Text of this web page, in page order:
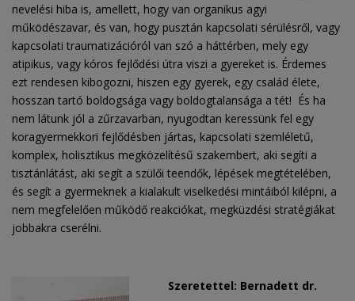
nevelési hiba is, amellett, hogy van organikus agyi
működészavar, és van, hogy pusztán kapcsolati sérülésről, vagy
kapcsolati traumatizációról van szó a háttérben, mely egy
atipikus, vagy kóros fejlődési útra viszi a gyereket is. Érdemes
ezt rendesen kibogozni, hiszen egy gyerek, egy család élete,
hosszan tartó boldogsága vagy boldogtalansága a tét! És ha
nem látunk jól a zűrzavarban, nyugodtan keressünk fel egy
koragyermekkori fejlődésben jártas, kapcsolati szemléletű,
komplex, holisztikus megközelítésű szakembert, aki segíti a
tisztánlátást, aki segít a szülői teendők, lépések megtételében,
és segít a gyermeknek a kialakult viselkedési mintáiból kilépni, a
nem megfelelően működő reakciókat, megküzdési stratégiákat
jobbakra cserélni.
Szeretettel: Bernadett dr.